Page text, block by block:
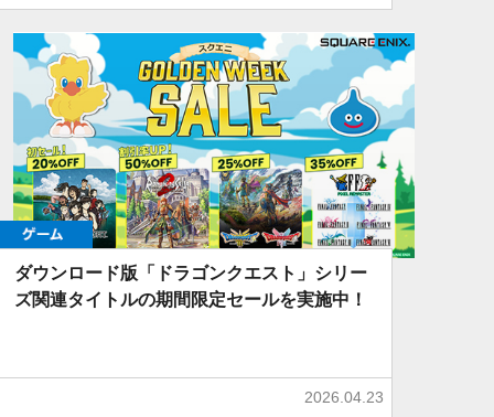
ゲーム
ダウンロード版「ドラゴンクエスト」シリー
ズ関連タイトルの期間限定セールを実施中！
2026.04.23